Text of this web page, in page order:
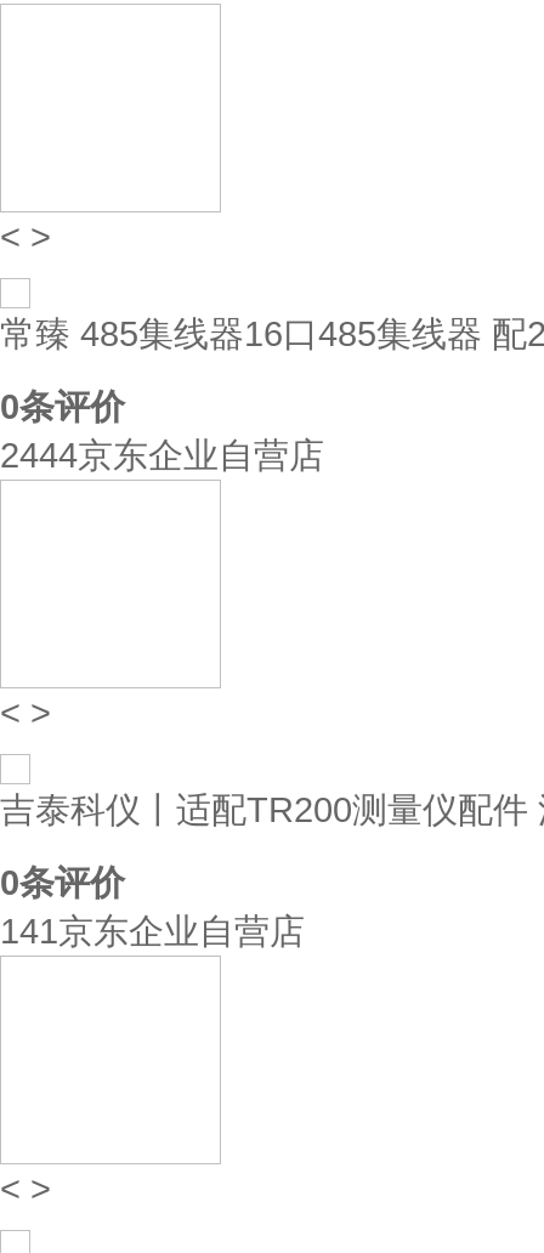
< >
常臻 485集线器16口485集线器 配
0条评价
2444京东企业自营店
< >
吉泰科仪丨适配TR200测量仪配
0条评价
141京东企业自营店
< >